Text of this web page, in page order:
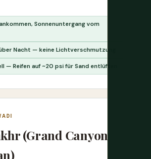
Sonnenuntergang vom
Nacht — keine Lichtverschmutzung
— Reifen auf ~20 psi für Sand entlüften
(Grand Canyon